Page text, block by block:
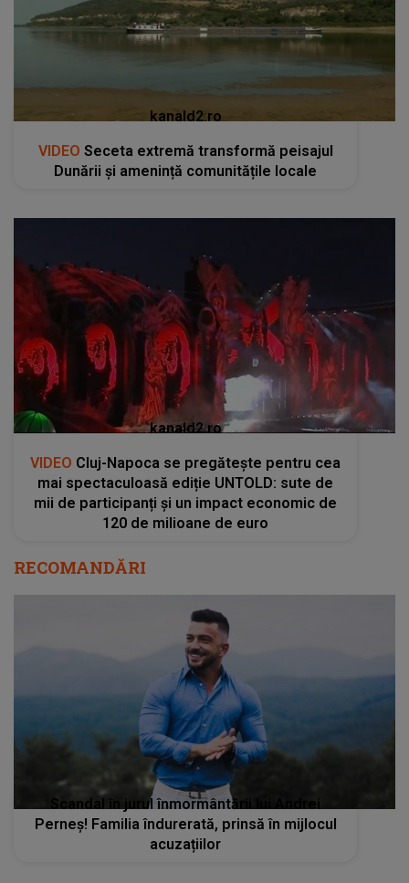
kanald2.ro
VIDEO Seceta extremă transformă peisajul
Dunării și amenință comunitățile locale
kanald2.ro
VIDEO Cluj-Napoca se pregătește pentru cea
mai spectaculoasă ediție UNTOLD: sute de
mii de participanți și un impact economic de
120 de milioane de euro
RECOMANDĂRI
Scandal în jurul înmormântării lui Andrei
Perneș! Familia îndurerată, prinsă în mijlocul
acuzațiilor